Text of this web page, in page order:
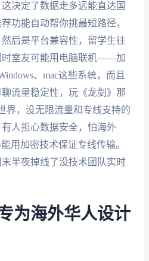
决定了数据走多远能直达国
功能自动帮你挑最短路径，
后是平台兼容性，留学生往
时室友可能用电脑联机——加
、mac这些系统，而且
流量稳定性，玩《龙剑》那
界，没无限流量和专线支持的
人担心数据安全，怕海外
用加密技术保证专线传输。
半夜掉线了没技术团队实时
为海外华人设计